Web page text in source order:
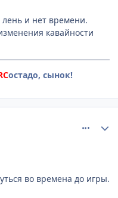
лень и нет времени.
кавайности
остадо, сынок!
во времена до игры.